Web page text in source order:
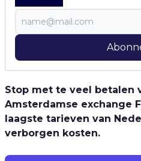
Stop met te veel betalen
Amsterdamse exchange
laagste tarieven van
verborgen kosten.